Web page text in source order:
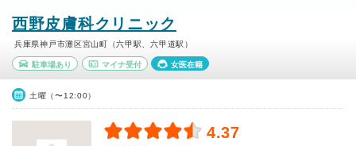
西野皮膚科クリニック
兵庫県神戸市灘区宮山町（六甲駅、六甲道駅）
駐車場あり マイナ受付 女医在籍
土曜（〜12:00）
4.37